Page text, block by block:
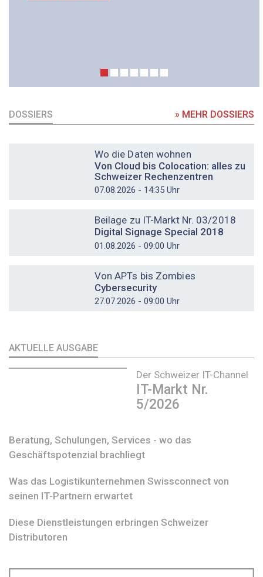
DOSSIERS » MEHR DOSSIERS
Wo die Daten wohnen
Von Cloud bis Colocation: alles zu
Schweizer Rechenzentren
07.08.2026 - 14:35 Uhr
Beilage zu IT-Markt Nr. 03/2018
Digital Signage Special 2018
01.08.2026 - 09:00 Uhr
Von APTs bis Zombies
Cybersecurity
27.07.2026 - 09:00 Uhr
AKTUELLE AUSGABE
Der Schweizer IT-Channel
IT-Markt Nr.
5/2026
Beratung, Schulungen, Services - wo das
Geschäftspotenzial brachliegt
Was das Logistikunternehmen Swissconnect von
seinen IT-Partnern erwartet
Diese Dienstleistungen erbringen Schweizer
Distributoren